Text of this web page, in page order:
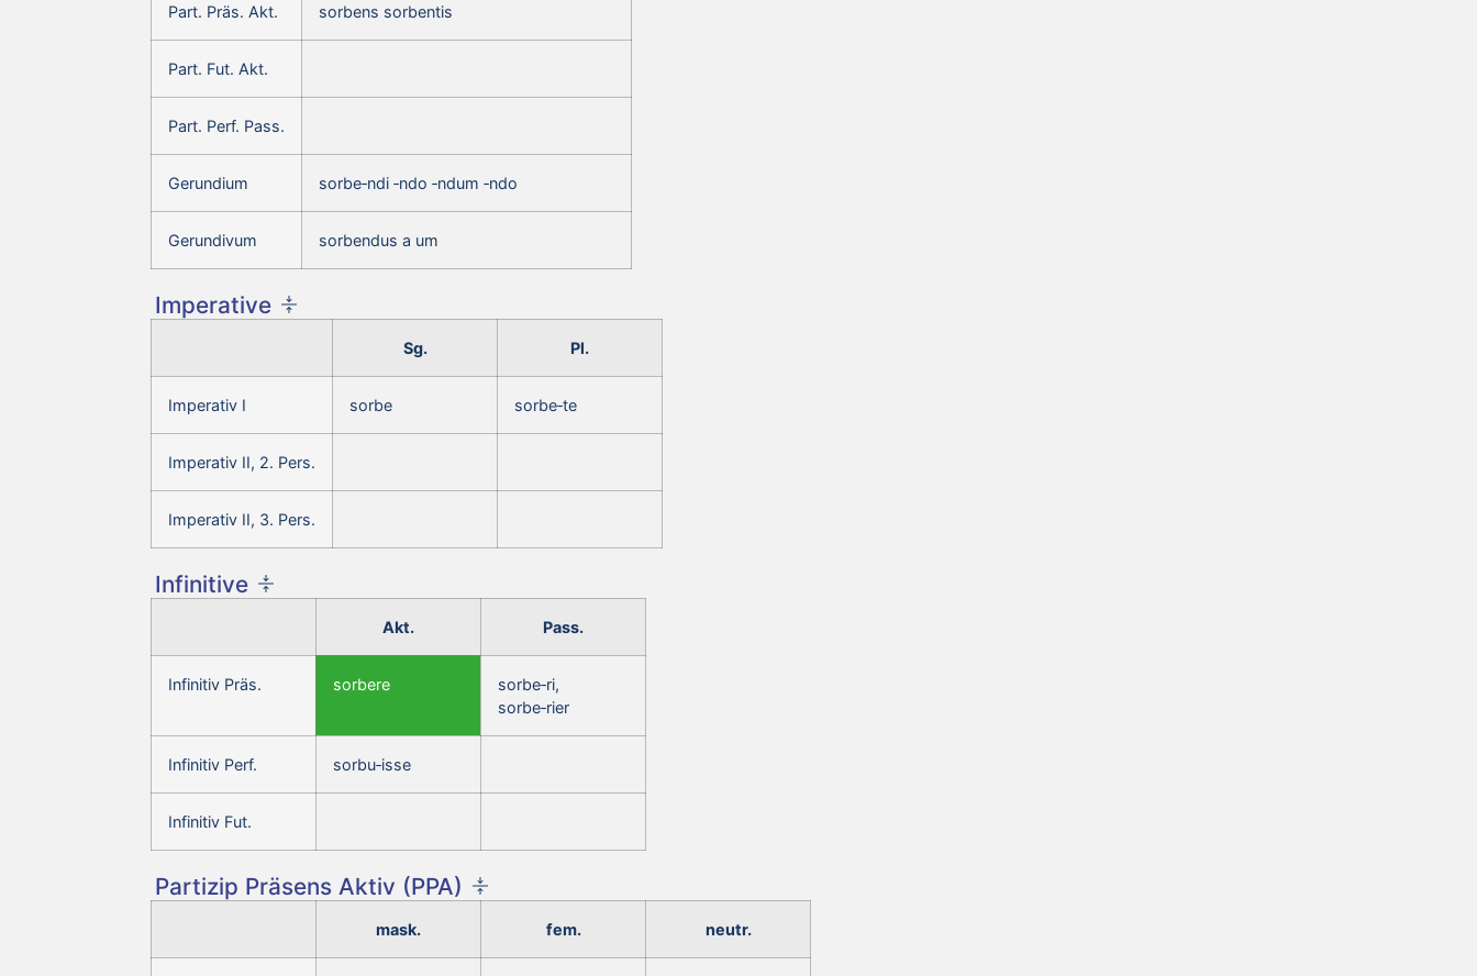
Part. Präs. Akt. sorbens sorbentis
Part. Fut. Akt.
Part. Perf. Pass.
Gerundium sorbe‑ndi ‑ndo ‑ndum ‑ndo
Gerundivum sorbendus a um
Imperative
Sg. Pl.
Imperativ I sorbe sorbe‑te
Imperativ II, 2. Pers.
Imperativ II, 3. Pers.
Infinitive
Akt. Pass.
Infinitiv Präs. sorbere
sorbe‑ri,
sorbe‑rier
Infinitiv Perf. sorbu‑isse
Infinitiv Fut.
Partizip Präsens Aktiv (PPA)
mask. fem. neutr.